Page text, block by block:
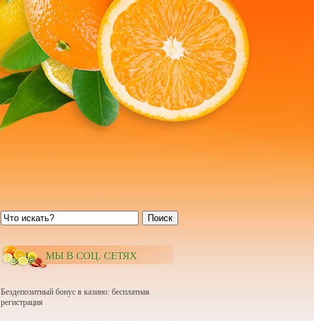
Поиск
МЫ В СОЦ. СЕТЯХ
Бездепозитный бонус в казино: бесплатная
регистрация